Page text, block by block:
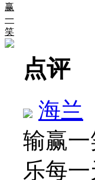
赢
一
笑
点评
海兰
输赢
乐每